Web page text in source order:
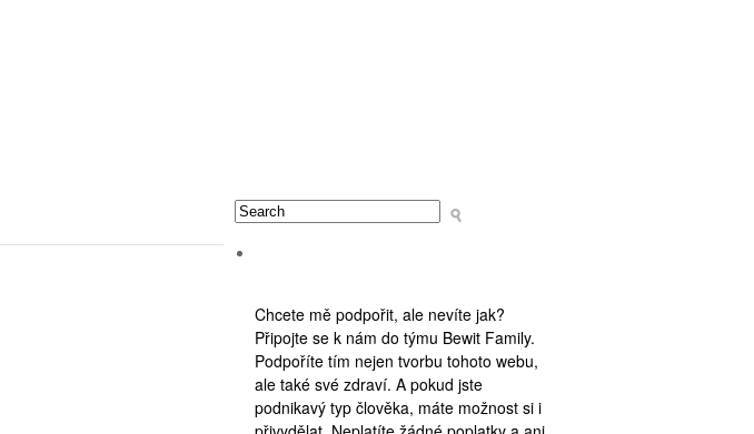
Chcete mě podpořit, ale nevíte jak?
Připojte se k nám do týmu Bewit Family.
Podpoříte tím nejen tvorbu tohoto webu,
ale také své zdraví. A pokud jste
podnikavý typ člověka, máte možnost si i